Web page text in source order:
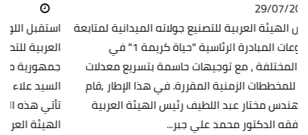
29/07/2026
يواصل رئيس الهيئة العربية للتصنيع جولاته الميدانية لمتابعة
تنفيذ مشروعات المبادرة الرئاسية "حياة كريمة 1" في
المحافظات المختلفة ، مع توجيهات حاسمة بتسريع معدلات
الإنجاز وفقا للمخططات الزمنية المقررة. في هذا الإطار ,قام
اللواء أ.ح مهندس مختار عبد اللطيف رئيس الهيئة العربية
للتصنيع ,يرافقه الدكتور محمد علي جبر...